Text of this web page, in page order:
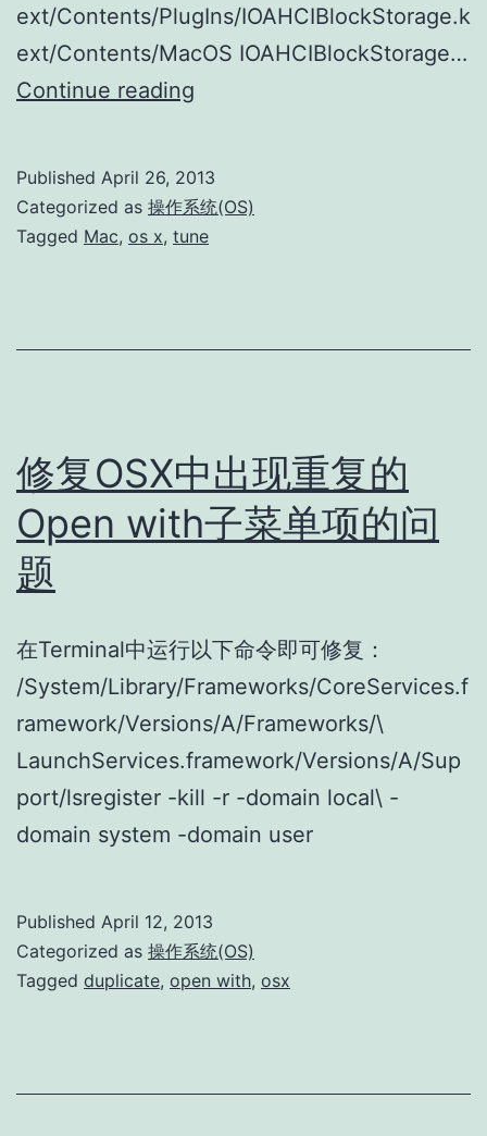
ext/Contents/PlugIns/IOAHCIBlockStorage.k
ext/Contents/MacOS IOAHCIBlockStorage…
Continue reading
后
需
设
Published April 26, 2013
Categorized as 操作系统(OS)
Tagged Mac, os x, tune
修复OSX中出现重复的
Open with子菜单项的问
题
在Terminal中运行以下命令即可修复：
/System/Library/Frameworks/CoreServices.f
ramework/Versions/A/Frameworks/\
LaunchServices.framework/Versions/A/Sup
port/lsregister -kill -r -domain local\ -
domain system -domain user
Published April 12, 2013
Categorized as 操作系统(OS)
Tagged duplicate, open with, osx